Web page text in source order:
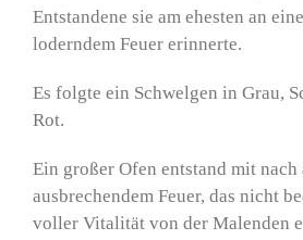
Entstandene sie am ehesten an
loderndem Feuer erinnerte.
Es folgte ein Schwelgen in Grau,
Rot.
Ein großer Ofen entstand mit nach
ausbrechendem Feuer, das nicht
voller Vitalität von der Malenden